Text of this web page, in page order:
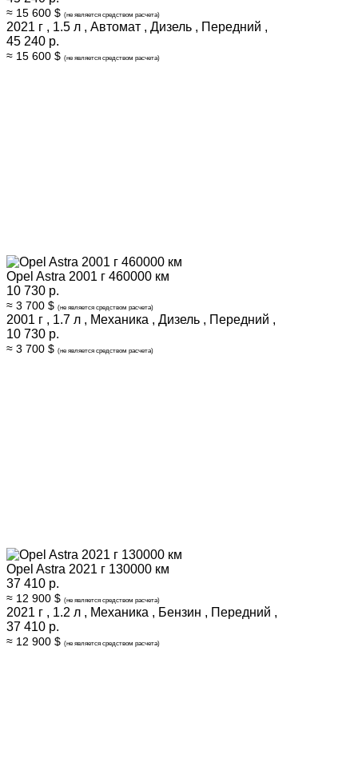
≈ 15 600 $ (не является средством расчета)
2021 г , 1.5 л , Автомат , Дизель , Передний ,
45 240 р.
≈ 15 600 $ (не является средством расчета)
Opel Astra 2001 г 460000 км
10 730 р.
≈ 3 700 $ (не является средством расчета)
2001 г , 1.7 л , Механика , Дизель , Передний ,
10 730 р.
≈ 3 700 $ (не является средством расчета)
Opel Astra 2021 г 130000 км
37 410 р.
≈ 12 900 $ (не является средством расчета)
2021 г , 1.2 л , Механика , Бензин , Передний ,
37 410 р.
≈ 12 900 $ (не является средством расчета)